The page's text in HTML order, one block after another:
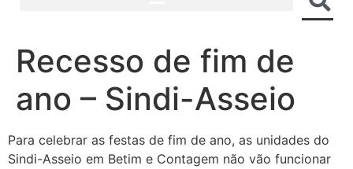
Recesso de fim de
ano – Sindi-Asseio
Para celebrar as festas de fim de ano, as unidades do
Sindi-Asseio em Betim e Contagem não vão funcionar